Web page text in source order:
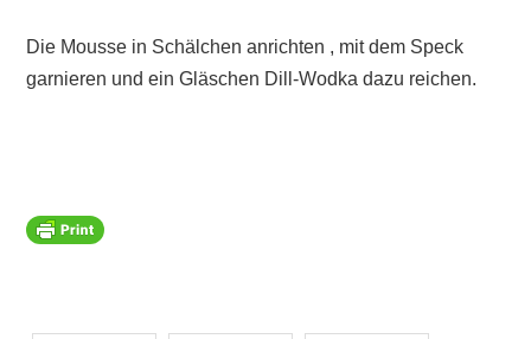
Die Mousse in Schälchen anrichten , mit dem Speck
garnieren und ein Gläschen Dill-Wodka dazu reichen.